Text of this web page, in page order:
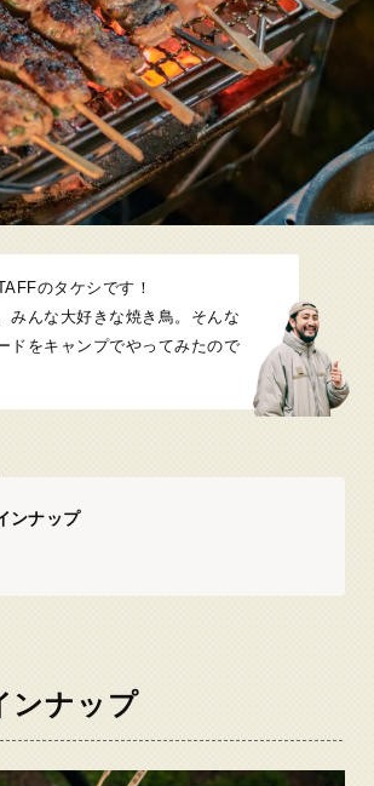
のタケシです！
みんな大好きな焼き鳥。そんな
ドをキャンプでやってみたので
ンナップ
ンナップ